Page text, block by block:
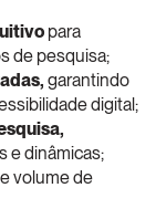
para
de pesquisa;
garantindo
digital;
e dinâmicas;
volume de